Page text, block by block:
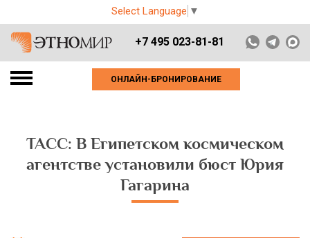
Select Language ▼
+7 495 023-81-81
ОНЛАЙН-БРОНИРОВАНИЕ
ТАСС: В Египетском космическом
агентстве установили бюст Юрия
Гагарина